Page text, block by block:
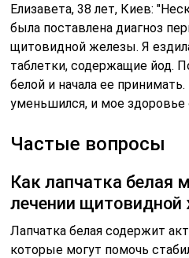
Елизавета, 38 лет, Киев:
была поставлена диагноз
щитовидной железы. Я
таблетки, содержащие йод.
белой и начала ее
уменьшился, и мое здоровье
Частые вопросы
Как лапчатка белая
лечении щитовидной
Лапчатка белая содержит
которые могут помочь